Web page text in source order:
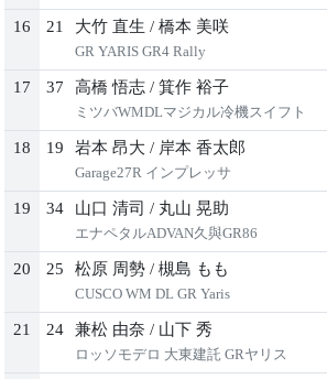
16 21 ⼤⽵ 直⽣ / 橋本 美咲
GR YARIS GR4 Rally
17 37 ⾼橋 悟志 / 箕作 裕⼦
ミツバWMDLマジカル冷機スイフト
18 19 岩本 昂⼤ / 岸本 ⾹太郎
Garage27R インプレッサ
19 34 ⼭⼝ 清司 / 丸⼭ 晃助
エナペタルADVAN久與GR86
20 25 松原 周勢 / 槻島 もも
CUSCO WM DL GR Yaris
21 24 兼松 由奈 / ⼭下 秀
ロッソモデロ ⼤東建託 GRヤリス